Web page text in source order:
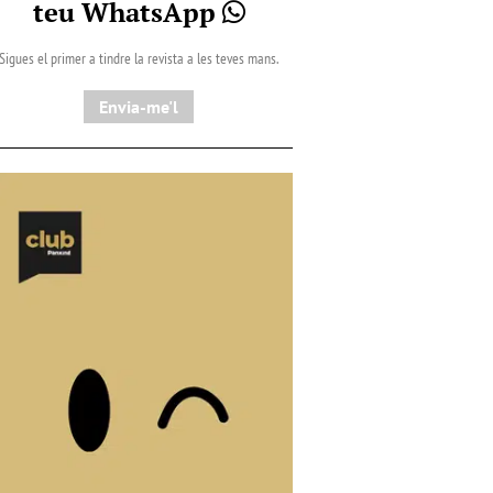
teu WhatsApp
Sigues el primer a tindre la revista a les teves mans.
Envia-me'l